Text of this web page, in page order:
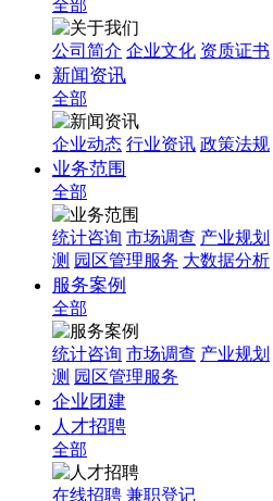
全部
公司简介 企业文化 资质证书
新闻资讯
全部
企业动态 行业资讯 政策法规
业务范围
全部
统计咨询 市场调查 产业规划
测 园区管理服务 大数据分析
服务案例
全部
统计咨询 市场调查 产业规划
测 园区管理服务
企业团建
人才招聘
全部
在线招聘 兼职登记